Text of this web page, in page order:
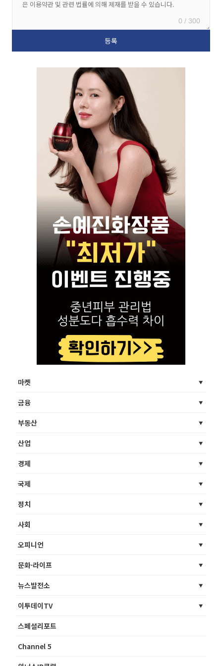
0 / 300
마켓
금융
부동산
산업
경제
국제
정치
사회
오피니언
문화·라이프
뉴스발전소
이투데이TV
스페셜리포트
Channel 5